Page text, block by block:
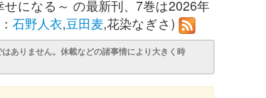
になる～ の最新刊、7巻は2026年
石野人衣,豆田麦,花染なぎさ)
ありません。休載などの諸事情により大きく時